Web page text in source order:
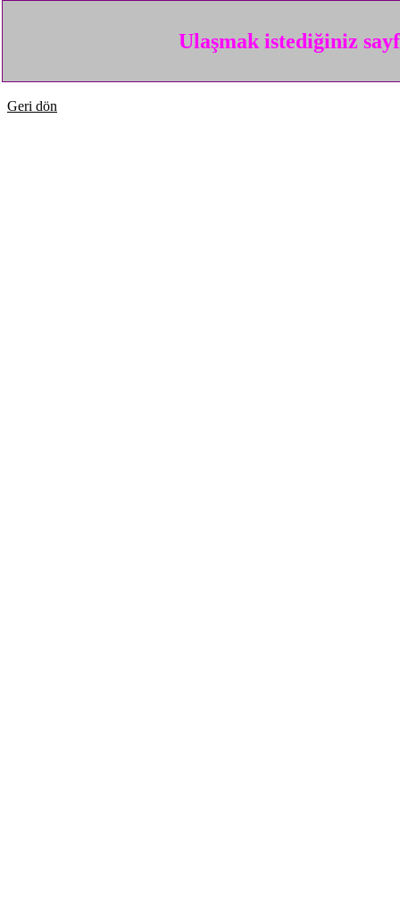
Ulaşmak istediğiniz
Geri dön